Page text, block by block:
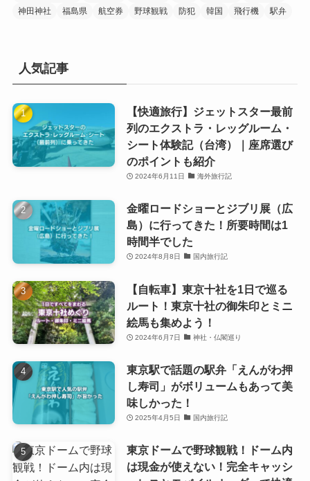
神田神社
福島県 航空券 野球観戦 防犯 韓国 飛行機 駅弁
人気記事
【快適旅行】ジェットスター最前
列のエクストラ・レッグルーム・
シート体験記（台湾）｜座席選び
のポイントも紹介
2024年6月11日 海外旅行記
金曜ロードショーとジブリ展（広
島）に行ってきた！所要時間は1
時間半でした
2024年8月8日 国内旅行記
【自転車】東京十社を1日で巡る
ルート！東京十社の御朱印とミニ
絵馬も集めよう！
2024年6月7日 神社・仏閣巡り
東京駅で話題の駅弁「えんがわ押
し寿司」がボリュームもあって美
味しかった！
2025年4月5日 国内旅行記
東京ドームで野球観戦！ドーム内
は現金が使えない！完全キャッシ